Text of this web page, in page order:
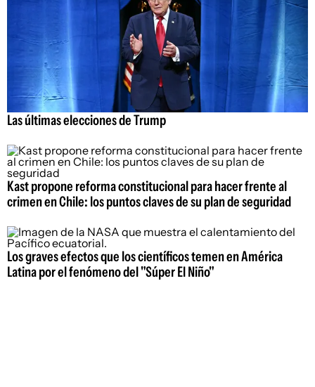
Las últimas elecciones de Trump
Kast propone reforma constitucional para hacer frente al
crimen en Chile: los puntos claves de su plan de seguridad
Los graves efectos que los científicos temen en América
Latina por el fenómeno del "Súper El Niño"